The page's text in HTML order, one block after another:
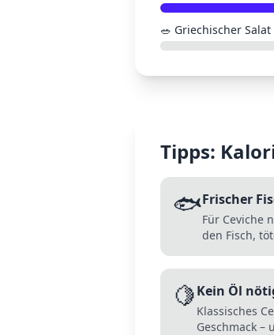
🥗 Griechischer Salat
Tipps:
🐟Frischer
Für Ceviche
den Fisch,
🍋Kein Öl
Klassisches
Geschmack